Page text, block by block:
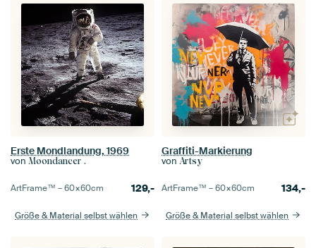
Erste Mondlandung, 1969
von Moondancer .
ArtFrame™ –60×60cm 129,-
Größe & Material selbst wählen
Graffiti-Markierung
von Artsy
ArtFrame™ –60×60cm 134,-
Größe & Material selbst wählen